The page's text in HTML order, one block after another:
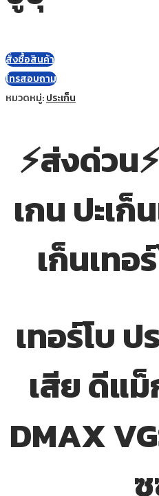
สั่งซื้อสินค้า
โทรสอบถาม
หมวดหมู่:ประเก็น
⚡ส่งด่วน
เกน ปะเก็
เก็นเทอ
เทอร์โบ ป
เสีย ดีแ
DMAX